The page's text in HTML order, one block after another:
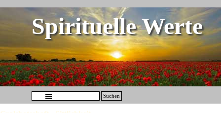
Spirituelle Werte
Suchen
Menü überspringen